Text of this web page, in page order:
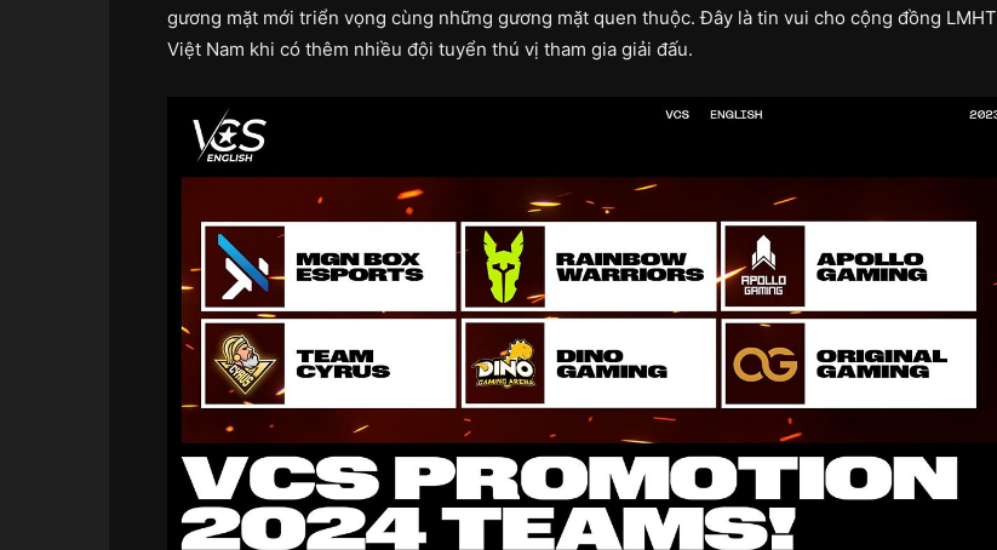
gương mặt mới triển vọng cùng những gương mặt quen thuộc. Đây là tin vui cho cộng đồng LMHT
Việt Nam khi có thêm nhiều đội tuyển thú vị tham gia giải đấu.